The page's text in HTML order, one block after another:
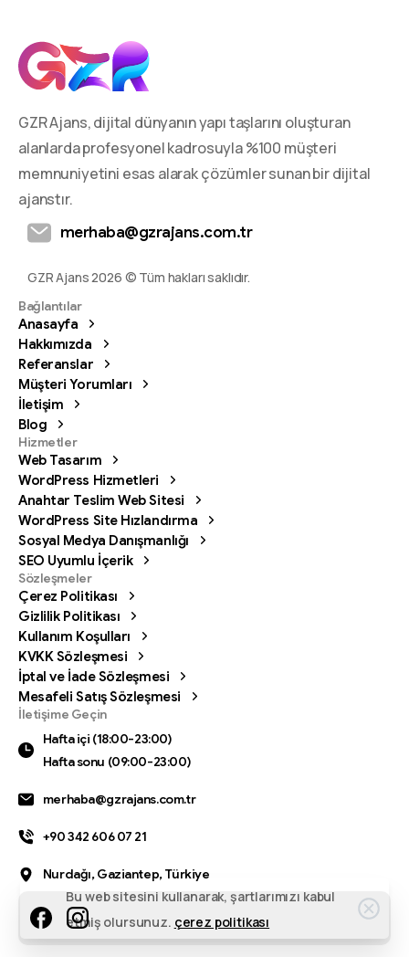
GZR Ajans, dijital dünyanın yapı taşlarını oluşturan
alanlarda profesyonel kadrosuyla %100 müşteri
memnuniyetini esas alarak çözümler sunan bir dijital
ajanstır.
merhaba@gzrajans.com.tr
GZR Ajans 2026 © Tüm hakları saklıdır.
Bağlantılar
Anasayfa
Hakkımızda
Referanslar
Müşteri Yorumları
İletişim
Blog
Hizmetler
Web Tasarım
WordPress Hizmetleri
Anahtar Teslim Web Sitesi
WordPress Site Hızlandırma
Sosyal Medya Danışmanlığı
SEO Uyumlu İçerik
Sözleşmeler
Çerez Politikası
Gizlilik Politikası
Kullanım Koşulları
KVKK Sözleşmesi
İptal ve İade Sözleşmesi
Mesafeli Satış Sözleşmesi
İletişime Geçin
Hafta içi (18:00-23:00)
Hafta sonu (09:00-23:00)
merhaba@gzrajans.com.tr
+90 342 606 07 21
Nurdağı, Gaziantep, Türkiye
Bizi arayın
Hafta içi (18:00-23:00) Hafta sonu (09:00-23:00)
0342 606 07 21
Bize bir mesaj gönderin
Mesajınızı istediğiniz zaman gönderin.
0342 606 07 21
24 saatiçinde dönüş yapıyoruz.
Bu web sitesini kullanarak, şartlarımızı kabul
etmiş olursunuz. çerez politikası